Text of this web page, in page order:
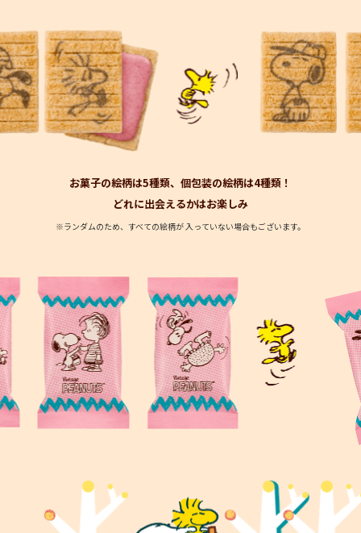
お菓子の絵柄は5種類、個包装の絵柄は4種類！
どれに出会えるかはお楽しみ
※ランダムのため、すべての絵柄が 入っていない場合もございます。